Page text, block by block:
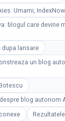
Umami,
blogul care devine
lansare
un blog
blog autonom
Rezultatele